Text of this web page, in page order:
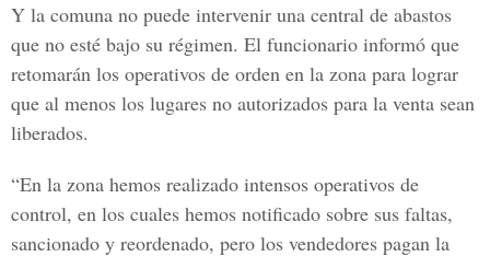
Y la comuna no puede intervenir una central de abastos
que no esté bajo su régimen. El funcionario informó que
retomarán los operativos de orden en la zona para lograr
que al menos los lugares no autorizados para la venta sean
liberados.
“En la zona hemos realizado intensos operativos de
control, en los cuales hemos notificado sobre sus faltas,
sancionado y reordenado, pero los vendedores pagan la